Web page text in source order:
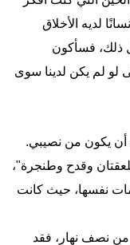
لديه الأخلاق
ذلك، فسأكون
لو لم يكن لدينا سوى
أن يكون من نصيبي.
وقدح وطنجرة"،
نفسها، حيث كانت
من نصف نهار، فقد